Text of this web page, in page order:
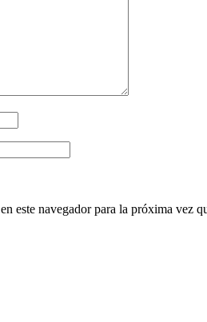
este navegador para la próxima vez